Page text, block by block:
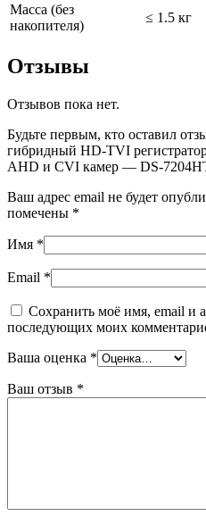
Масса (без
накопителя)
≤ 1.5 кг
Отзывы
Отзывов пока нет.
Будьте первым, кто оставил
гибридный HD-TVI
AHD и CVI камер — DS-
Ваш адрес email не будет
помечены *
Имя *
Email *
Сохранить моё имя, email и
последующих моих
Ваша оценка *
Ваш отзыв *